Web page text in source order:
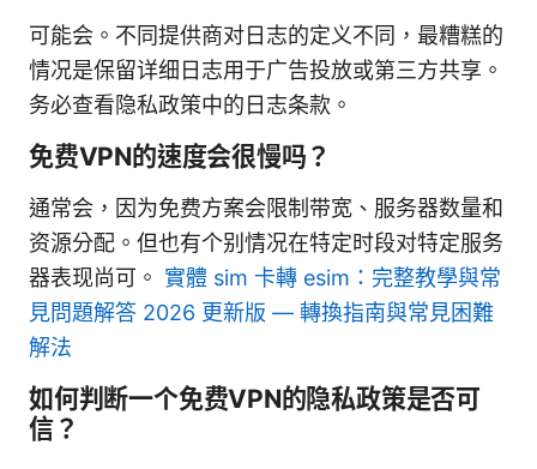
可能会。不同提供商对日志的定义不同，最糟糕的
情况是保留详细日志用于广告投放或第三方共享。
务必查看隐私政策中的日志条款。
免费VPN的速度会很慢吗？
通常会，因为免费方案会限制带宽、服务器数量和
资源分配。但也有个别情况在特定时段对特定服务
器表现尚可。 實體 sim 卡轉 esim：完整教學與常
見問題解答 2026 更新版 — 轉換指南與常見困難
解法
如何判断一个免费VPN的隐私政策是否可
信？